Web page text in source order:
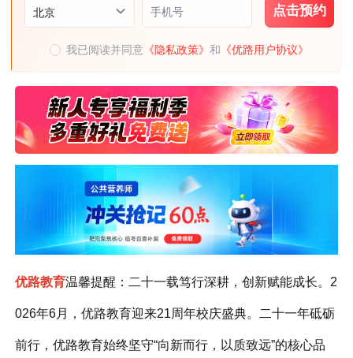
北京 手机号 点击预约
我已阅读并同意 《隐私政策》和 《优路用户协议》
优路教育温馨提醒：二十一载笃行深耕，创新赋能成长。2
026年6月，优路教育迎来21周年校庆盛典。二十一年砥砺
前行，优路教育始终坚守“向新而行，以质致远”的核心品